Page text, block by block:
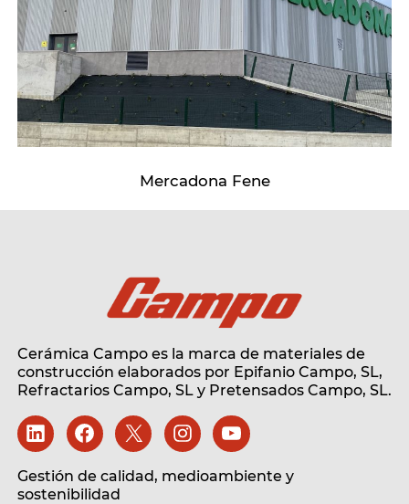
Mercadona Fene
Cerámica Campo es la marca de materiales de
construcción elaborados por Epifanio Campo, SL,
Refractarios Campo, SLy Pretensados Campo, SL.
Gestión de calidad, medioambiente y
sostenibilidad